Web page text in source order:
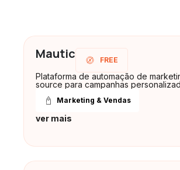
Mautic FREE
Plataforma de automação de
source para campanhas
Marketing & Vendas
ver mais